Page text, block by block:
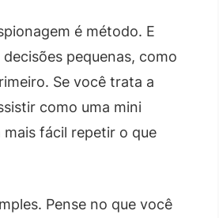
é método. E
pequenas, como
Se você trata a
como uma mini
fácil repetir o que
Pense no que você